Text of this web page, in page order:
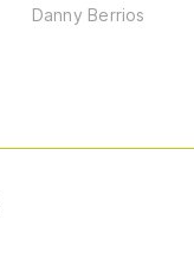
Danny Berrios